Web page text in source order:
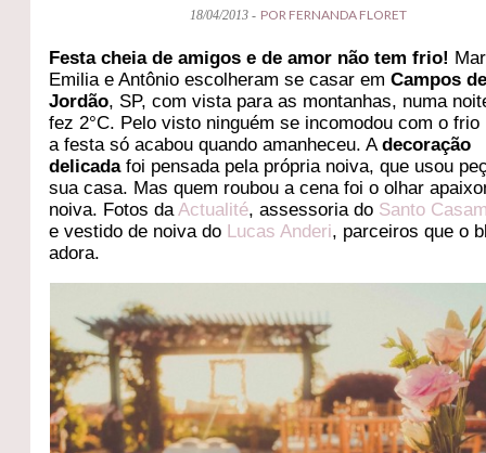
18/04/2013 - POR FERNANDA FLORET
Festa cheia de amigos e de amor não tem frio!
Emilia e Antônio escolheram se casar emCampos
Jordão, SP, com vista para as montanhas, numa
fez 2°C. Pelo visto ninguém se incomodou com o frio
a festa só acabou quando amanheceu. Adecoração
delicadafoi pensada pela própria noiva, que usou
sua casa. Mas quem roubou a cena foi o olhar
noiva. Fotos daActualité, assessoria do Santo
e vestido de noiva do Lucas Anderi, parceiros que o
adora.